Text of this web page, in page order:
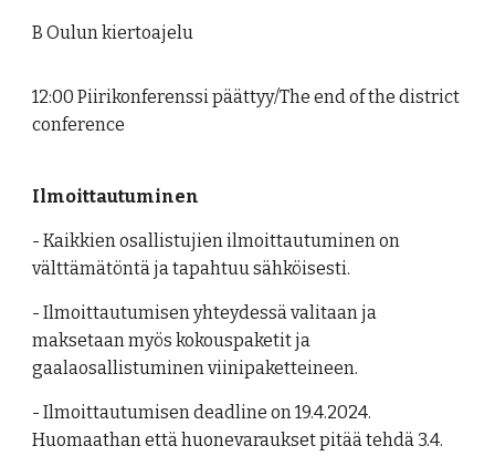
B Oulun kiertoajelu
12:00 Piirikonferenssi päättyy/The end of the district
conference
Ilmoittautuminen
- Kaikkien osallistujien ilmoittautuminen on
välttämätöntä ja tapahtuu sähköisesti.
- Ilmoittautumisen yhteydessä valitaan ja
maksetaan myös kokouspaketit ja
gaalaosallistuminen viinipaketteineen.
- Ilmoittautumisen deadline on 19.4.2024.
Huomaathan että huonevaraukset pitää tehdä 3.4.